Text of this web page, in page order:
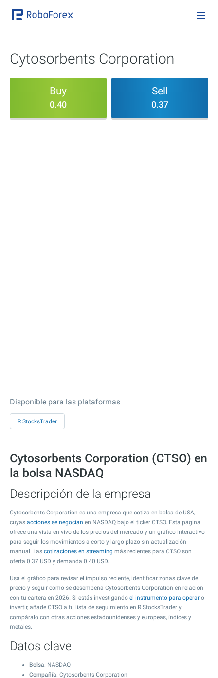
Cytosorbents Corporation
Buy
0.40
Sell
0.37
Disponible para las plataformas
R StocksTrader
Cytosorbents Corporation (CTSO) en
la bolsa NASDAQ
Descripción de la empresa
Cytosorbents Corporation es una empresa que cotiza en bolsa de USA,
cuyas acciones se negocian en NASDAQ bajo el ticker CTSO. Esta página
ofrece una vista en vivo de los precios del mercado y un gráfico interactivo
para seguir los movimientos a corto y largo plazo sin actualización
manual. Las cotizaciones en streaming más recientes para CTSO son
oferta 0.37 USD y demanda 0.40 USD.
Usa el gráfico para revisar el impulso reciente, identificar zonas clave de
precio y seguir cómo se desempeña Cytosorbents Corporation en relación
con tu cartera en 2026. Si estás investigando el instrumento para operar o
invertir, añade CTSO a tu lista de seguimiento en R StocksTrader y
compáralo con otras acciones estadounidenses y europeas, índices y
metales.
Datos clave
Bolsa: NASDAQ
Compañía: Cytosorbents Corporation